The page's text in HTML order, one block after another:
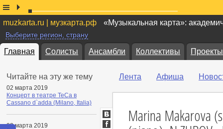
muzkarta.ru | музкарта.рф «Музыкальная карта»:
Выберите регион, страну
Главная Солисты Ансамбли Коллективы Проекты
Читайте на эту же тему
02 марта 2019
Концерт в театре TeCa в
Cassano d`adda (Milano, Italia)
02 марта 2019
Лента Афиша
Marina Makarova
ВКонтакте